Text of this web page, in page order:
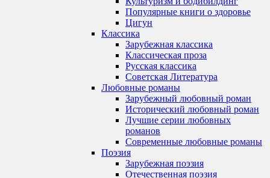
Популярные книги о здоровье
Цигун
Классика
Зарубежная классика
Классическая проза
Русская классика
Советская Литература
Любовные романы
Зарубежный любовный роман
Исторический любовный роман
Лучшие серии любовных
романов
Современные любовные романы
Поэзия
Зарубежная поэзия
Отечественная поэзия